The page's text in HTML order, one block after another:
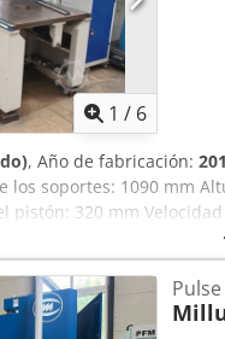
1 / 6
, Año de fabricación:
los soportes: 1090 mm
pistón: 320 mm
x altura): aprox.
Ejck muy buen estado,
de datos. La
su antigüedad; las
Pulse